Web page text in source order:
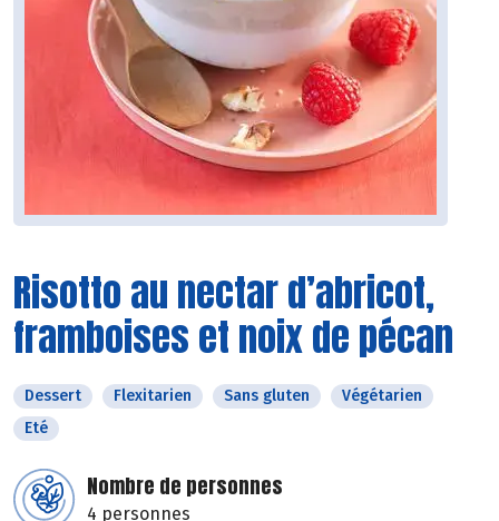
Risotto au nectar d’abricot,
framboises et noix de pécan
Dessert Flexitarien Sans gluten
Végétarien
Eté
Nombre de personnes
4 personnes